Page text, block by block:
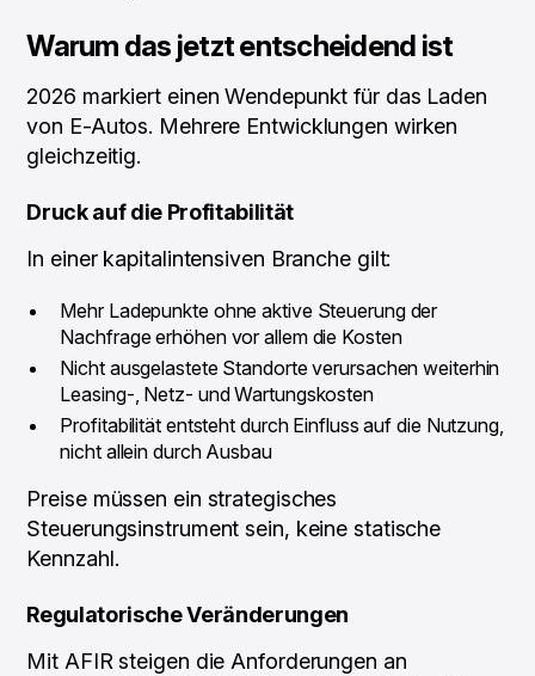
Warum das jetzt entscheidend ist
2026 markiert einen Wendepunkt für das Laden
von E-Autos. Mehrere Entwicklungen wirken
gleichzeitig.
Druck auf die Profitabilität
In einer kapitalintensiven Branche gilt:
Mehr Ladepunkte ohne aktive Steuerung der
Nachfrage erhöhen vor allem die Kosten
Nicht ausgelastete Standorte verursachen weiterhin
Leasing-, Netz- und Wartungskosten
Profitabilität entsteht durch Einfluss auf die Nutzung,
nicht allein durch Ausbau
Preise müssen ein strategisches
Steuerungsinstrument sein, keine statische
Kennzahl.
Regulatorische Veränderungen
Mit AFIR steigen die Anforderungen an